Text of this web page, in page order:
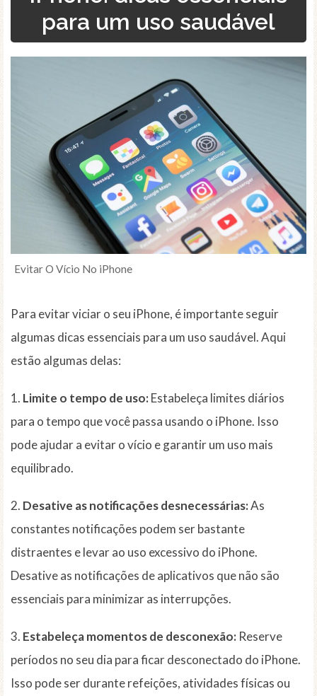
para um uso saudável
Evitar O Vício No iPhone
Para evitar viciar o seu iPhone, é importante seguir
algumas dicas essenciais para um uso saudável. Aqui
estão algumas delas:
1. Limite o tempo de uso:Estabeleça limites diários
para o tempo que você passa usando o iPhone. Isso
pode ajudar a evitar o vício e garantir um uso mais
equilibrado.
2. Desative as notificações desnecessárias:As
constantes notificações podem ser bastante
distraentes e levar ao uso excessivo do iPhone.
Desative as notificações de aplicativos que não são
essenciais para minimizar as interrupções.
3. Estabeleça momentos de desconexão: Reserve
períodos no seu dia para ficar desconectado do iPhone.
Isso pode ser durante refeições, atividades físicas ou